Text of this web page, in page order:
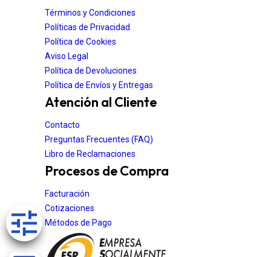
Términos y Condiciones
Políticas de Privacidad
Política de Cookies
Aviso Legal
Política de Devoluciones
Política de Envíos y Entregas
Atención al Cliente
Contacto
Preguntas Frecuentes (FAQ)
Libro de Reclamaciones
Procesos de Compra
Facturación
Cotizaciones
Métodos de Pago